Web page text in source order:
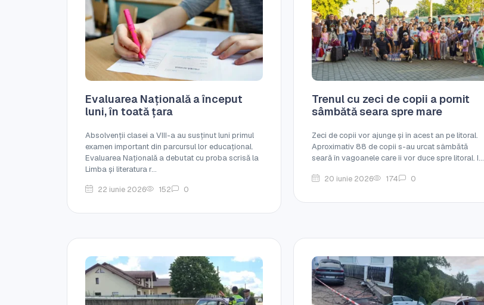
Evaluarea Națională a început
luni, în toată țara
Absolvenții clasei a VIII-a au susținut luni primul
examen important din parcursul lor educațional.
Evaluarea Națională a debutat cu proba scrisă la
Limba și literatura r...
22 iunie 2026
152 0
Trenul cu zeci de copii a pornit
sâmbătă seara spre mare
Zeci de copii vor ajunge și în acest an pe litoral.
Aproximativ 88 de copii s-au urcat sâmbătă
seară în vagoanele care îi vor duce spre litoral. I...
20 iunie 2026 174 0